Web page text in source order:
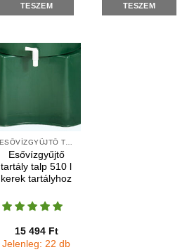
TESZEM TESZEM
ESŐVÍZGYŰJTŐ TARTÁLY TALPAK
Esővízgyűjtő
tartály talp 510 l
kerek tartályhoz
15 494 Ft
Jelenleg: 22 db